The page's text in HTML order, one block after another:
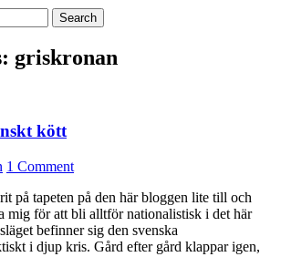
griskronan
kött
1 Comment
på tapeten på den här bloggen lite till och
mig för att bli alltför nationalistisk i det här
befinner sig den svenska
i djup kris. Gård efter gård klappar igen,